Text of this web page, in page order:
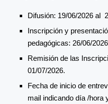
Difusión: 19/06/2026 al
Inscripción y
pedagógicas: 26/06/
Remisión de las
01/07/2026.
Fecha de inicio de
mail indicando día /hora